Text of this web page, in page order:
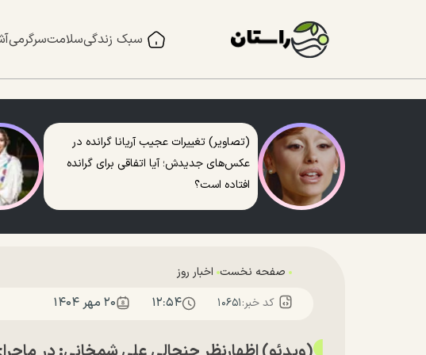
سبک زندگیسلامتسرگرمی
(تصاویر) تغییرات عجیب آریانا گرانده در
عکس‌های جدیدش؛ آیا اتفاقی برای گرانده
افتاده است؟
صفحه نخست اخبار روز
کد خبر:۱۰۶۵۱ ۱۲:۵۴ ۲۰ مهر ۱۴۰۴